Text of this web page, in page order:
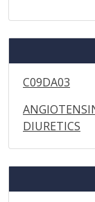
C09DA03
DIURETICS